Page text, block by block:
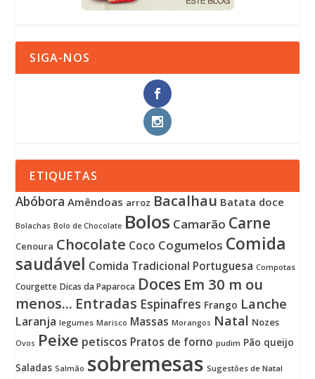
SIGA-NOS
ETIQUETAS
Abóbora Amêndoas arroz Bacalhau Batata doce
Bolachas Bolo de Chocolate Bolos Camarão Carne
Cenoura Chocolate Coco Cogumelos Comida
saudável Comida Tradicional Portuguesa Compotas
Courgette Dicas da Paparoca Doces Em 30 m ou
menos... Entradas Espinafres Frango Lanche
Laranja legumes Marisco Massas Morangos Natal Nozes
Ovos Peixe petiscos Pratos de forno pudim Pão queijo
Saladas Salmão sobremesas Sugestões de Natal